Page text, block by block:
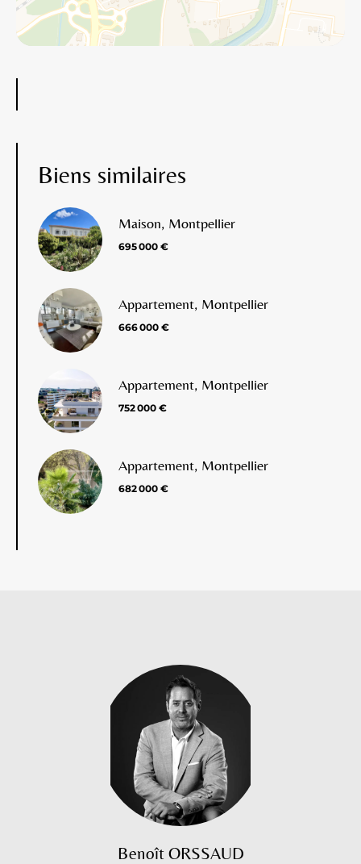
Biens similaires
Maison, Montpellier
695 000 €
Appartement, Montpellier
666 000 €
Appartement, Montpellier
752 000 €
Appartement, Montpellier
682 000 €
Benoît ORSSAUD